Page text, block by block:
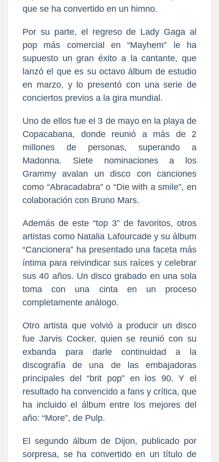
que se ha convertido en un himno.
Por su parte, el regreso de Lady Gaga al
pop más comercial en “Mayhem” le ha
supuesto un gran éxito a la cantante, que
lanzó el que es su octavo álbum de estudio
en marzo, y lo presentó con una serie de
conciertos previos a la gira mundial.
Uno de ellos fue el 3 de mayo en la playa de
Copacabana, donde reunió a más de 2
millones de personas, superando a
Madonna. Siete nominaciones a los
Grammy avalan un disco con canciones
como “Abracadabra” o “Die with a smile”, en
colaboración con Bruno Mars.
Además de este “top 3” de favoritos, otros
artistas como Natalia Lafourcade y su álbum
“Cancionera” ha presentado una faceta más
íntima para reivindicar sus raíces y celebrar
sus 40 años. Un disco grabado en una sola
toma con una cinta en un proceso
completamente análogo.
Otro artista que volvió a producir un disco
fue Jarvis Cocker, quien se reunió con su
exbanda para darle continuidad a la
discografía de una de las embajadoras
principales del “brit pop” en los 90. Y el
resultado ha convencido a fans y crítica, que
ha incluido el álbum entre los mejores del
año: “More”, de Pulp.
El segundo álbum de Dijon, publicado por
sorpresa, se ha convertido en un título de